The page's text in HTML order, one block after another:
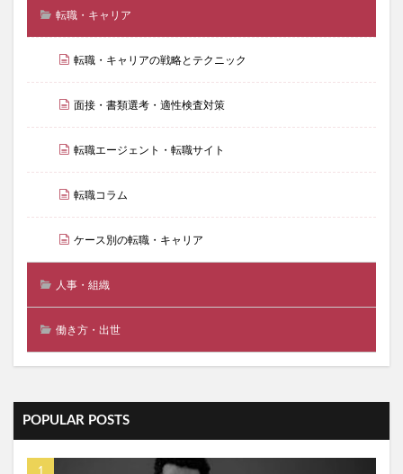
転職・キャリア
転職・キャリアの戦略とテクニック
面接・書類選考・適性検査対策
転職エージェント・転職サイト
転職コラム
ケース別の転職・キャリア
人事・組織
働き方・出世
POPULAR POSTS